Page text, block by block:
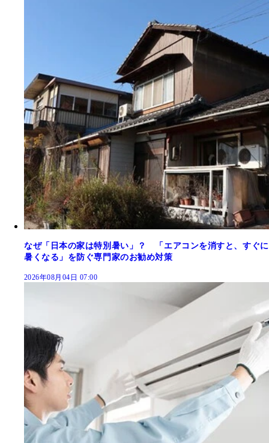
なぜ「日本の家は特別暑い」？ 「エアコンを消すと、すぐに
暑くなる」を防ぐ専門家のお勧め対策
2026年08月04日 07:00